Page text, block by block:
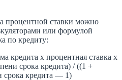
процентной ставки можно
или формулой
по кредиту:
кредита х процентная ставка х
срока кредита) / ((1 +
срока кредита — 1)